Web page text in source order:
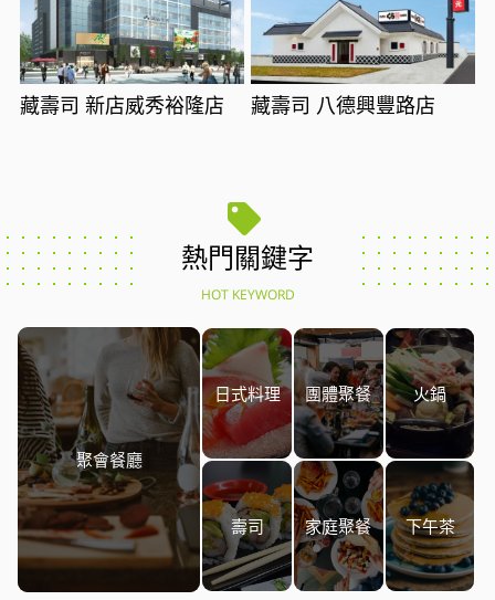
藏壽司 新店威秀裕隆店 藏壽司 八德興豐路店
熱門關鍵字
HOT KEYWORD
聚會餐廳
日式料理 團體聚餐 火鍋
壽司 家庭聚餐 下午茶